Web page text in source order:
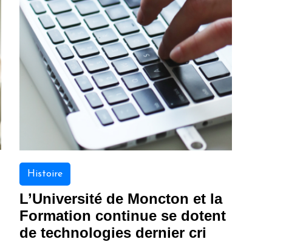
Histoire
L’Université de Moncton et la
Formation continue se dotent
de technologies dernier cri